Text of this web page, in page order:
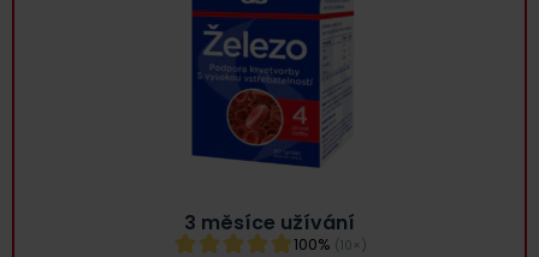
3 měsíce užívání
100% (10×)